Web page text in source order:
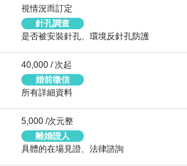
視情況而訂定
針孔調查
是否被安裝針孔、環境反針孔防護
40,000 / 次起
婚前徵信
所有詳細資料
5,000 /次元整
離婚證人
具體的在場見證、法律諮詢